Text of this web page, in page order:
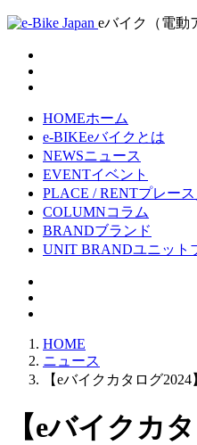
eバイク（電動
HOMEホーム
e-BIKEeバイクとは
NEWSニュース
EVENTイベント
PLACE / RENTプレー
COLUMNコラム
BRANDブランド
UNIT BRANDユニット
HOME
ニュース
【eバイクカタログ
【eバイクカ